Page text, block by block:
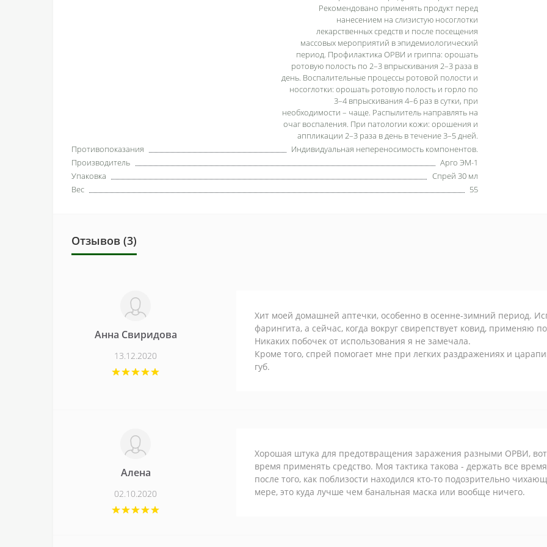
Рекомендовано применять продукт перед
нанесением на слизистую носоглотки
лекарственных средств и после посещения
массовых мероприятий в эпидемиологический
период. Профилактика ОРВИ и гриппа: орошать
ротовую полость по 2–3 впрыскивания 2–3 раза в
день. Воспалительные процессы ротовой полости и
носоглотки: орошать ротовую полость и горло по
3–4 впрыскивания 4–6 раз в сутки, при
необходимости – чаще. Распылитель направлять на
очаг воспаления. При патологии кожи: орошения и
аппликации 2–3 раза в день в течение 3–5 дней.
Противопоказания
Индивидуальная непереносимость компонентов.
Производитель
Арго ЭМ-1
Упаковка
Спрей 30 мл
Вес
55
Отзывов (3)
Анна Свиридова
13.12.2020
Хит моей домашней аптечки, особенно в осенне-зимний период.
фарингита, а сейчас, когда вокруг свирепствует ковид, применяю
Никаких побочек от использования я не замечала.
Кроме того, спрей помогает мне при легких раздражениях и
губ.
Алена
02.10.2020
Хорошая штука для предотвращения заражения разными ОРВИ, вот
время применять средство. Моя тактика такова - держать все
после того, как поблизости находился кто-то подозрительно
мере, это куда лучше чем банальная маска или вообще ничего.